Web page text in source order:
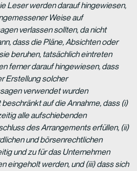
Leser werden darauf hingewiesen,
Weise auf
verlassen sollten, da nicht
dass die Pläne, Absichten oder
beruhen, tatsächlich eintreten
ferner darauf hingewiesen, dass
Erstellung solcher
verwendet wurden
auf die Annahme, dass (i)
alle aufschiebenden
des Arrangements erfüllen, (ii)
und börsenrechtlichen
und zu für das Unternehmen
eingeholt werden, und (iii) dass sich